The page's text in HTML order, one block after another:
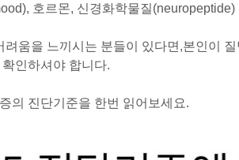
호르몬, 신경화학물질
려움을 느끼시는 분들이 있다면,본인이
인하셔야 합니다.
의 진단기준을 한번 읽어보세요.